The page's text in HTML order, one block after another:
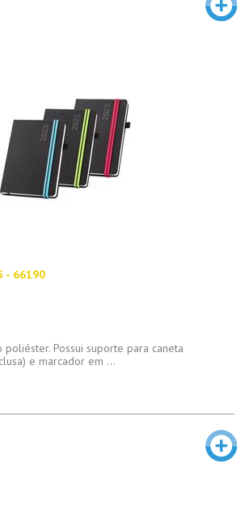
- 66190
Possui suporte para caneta
e marcador em ...